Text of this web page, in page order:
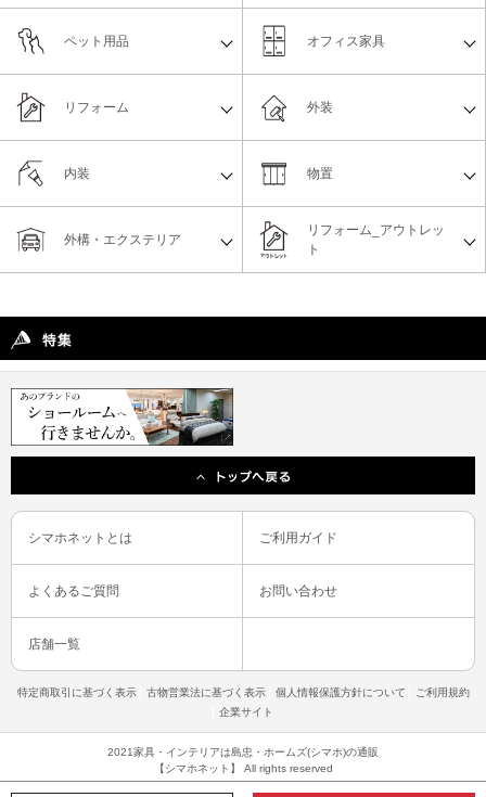
ペット用品 オフィス家具
リフォーム
リフォーム_アウトレッ
ト
物置
外構・エクステリア
外装
内装
シマホネットとは ご利用ガイド
よくあるご質問 お問い合わせ
店舗一覧
特定商取引に基づく表示 古物営業法に基づく表示 個人情報保護方針について
ご利用規約
企業サイト
2021家具・インテリアは島忠・ホームズ(シマホ)の通販
【シマホネット】 All rights reserved